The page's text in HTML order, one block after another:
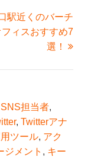
駅近くのバーチ
フィスおすすめ7
選！
SNS担当者,
, Twitterアナ
ツール, アク
ジメント , キー